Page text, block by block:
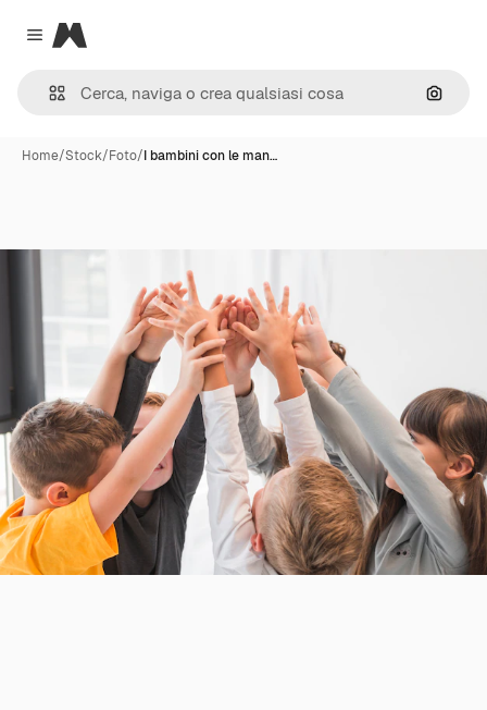
Close menu
Magnific
Cerca
Home/Stock/Foto/I bambini con le man…